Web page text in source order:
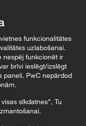
Meklēt
funkcionalitātes
uzlabošanai.
nespēj funkcionēt ir
brīvi ieslēgt/izslēgt
paneli. PwC nepārdod
sīkdatnes”, Tu